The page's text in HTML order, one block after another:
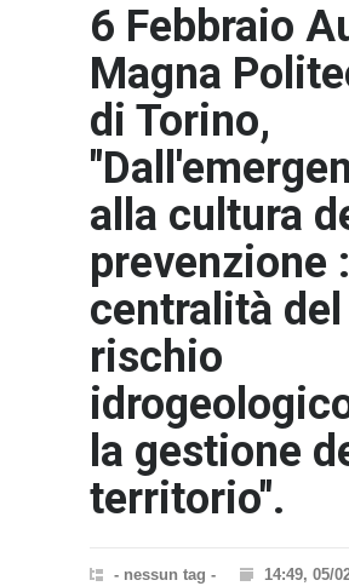
6 Febbraio
Magna
di Torino,
alla cultura
prevenzione
centralità del
rischio
la gestione
territorio".
- nessun tag -
14:49, 05/